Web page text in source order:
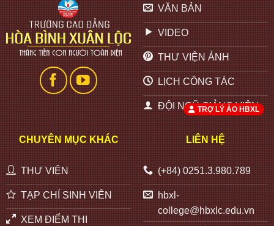
VĂN BẢN
VIDEO
THƯ VIỆN ẢNH
LỊCH CÔNG TÁC
ĐỘI NGŨ GIẢNG VIÊN
CHUYÊN MỤC KHÁC
THƯ VIỆN
TẠP CHÍ SINH VIÊN
XEM ĐIỂM THI
LIÊN HỆ
(+84) 0251.3.980.789
hbxl-
college@hbxlc.edu.vn
TRỢ LÝ ẢO HBXL